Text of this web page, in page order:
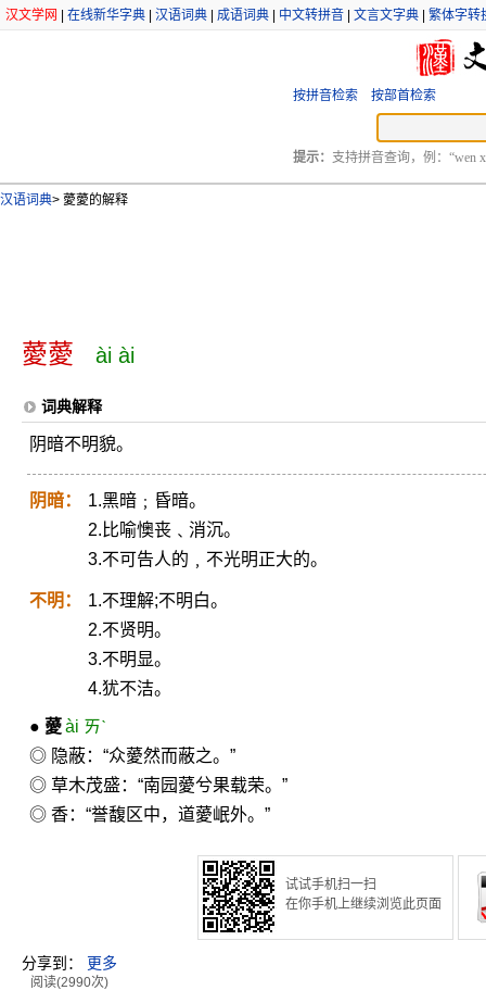
汉文学网 在线新华字典 汉语词典 成语词典 中文转拼音 文言文字典 繁体字转
按拼音检索 按部首检索
提示： 支持拼音查询，例：“wen
汉语词典> 薆薆的解释
薆薆 ài ài
词典解释
阴暗不明貌。
阴暗：
1.黑暗﹔昏暗。
2.比喻懊丧﹑消沉。
3.不可告人的﹐不光明正大的。
不明：
1.不理解;不明白。
2.不贤明。
3.不明显。
4.犹不洁。
● 薆ài ㄞˋ
◎ 隐蔽：“众薆然而蔽之。”
◎ 草木茂盛：“南园薆兮果载荣。”
◎ 香：“誉馥区中，道薆岷外。”
试试手机扫一扫
在你手机上继续浏览此页面
分享到： 更多
阅读(2990次)